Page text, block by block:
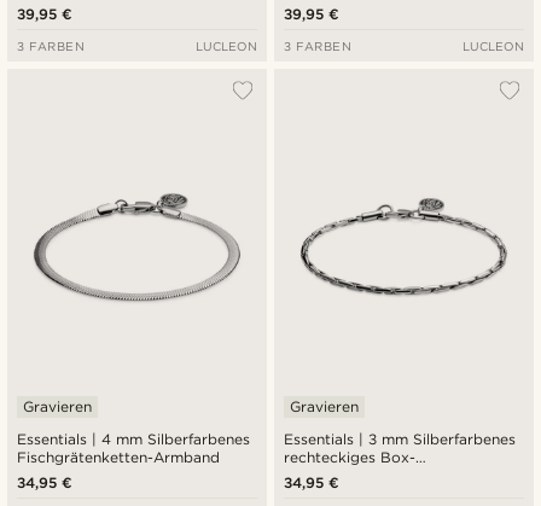
39,95 €
3 FARBEN LUCLEON
39,95 €
3 FARBEN LUCLEON
Essentials | 4 mm Silberfarbenes
Fischgrätenketten-Armband
Gravieren
34,95 €
Essentials | 3 mm Silberfarbenes
rechteckiges Box-
Kastenarmband
Gravieren
34,95 €